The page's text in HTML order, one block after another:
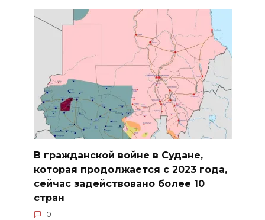
В гражданской войне в Судане,
которая продолжается с 2023 года,
сейчас задействовано более 10
стран
0